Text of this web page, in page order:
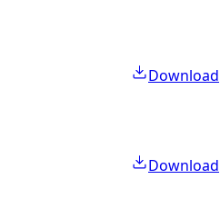
Download
Download